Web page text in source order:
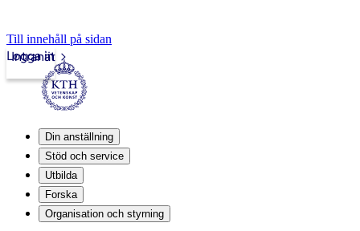
Till innehåll på sidan
Intranät
Logga in
Din anställning
Stöd och service
Utbilda
Forska
Organisation och styrning